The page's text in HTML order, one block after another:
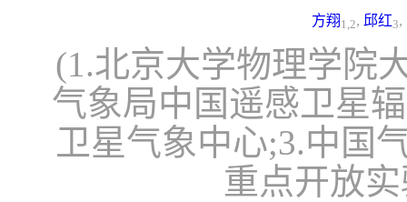
方翔 1,2, 邱红3,
(1.北京大学物理学院
气象局中国遥感卫星
卫星气象中心;3.中国
重点开放